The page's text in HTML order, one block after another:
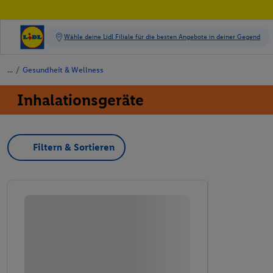
/ Gesundheit & Wellness
Inhalationsgeräte
Filtern & Sortieren